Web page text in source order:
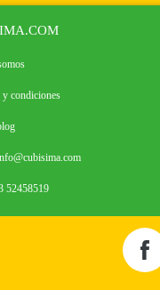
condiciones
52458519